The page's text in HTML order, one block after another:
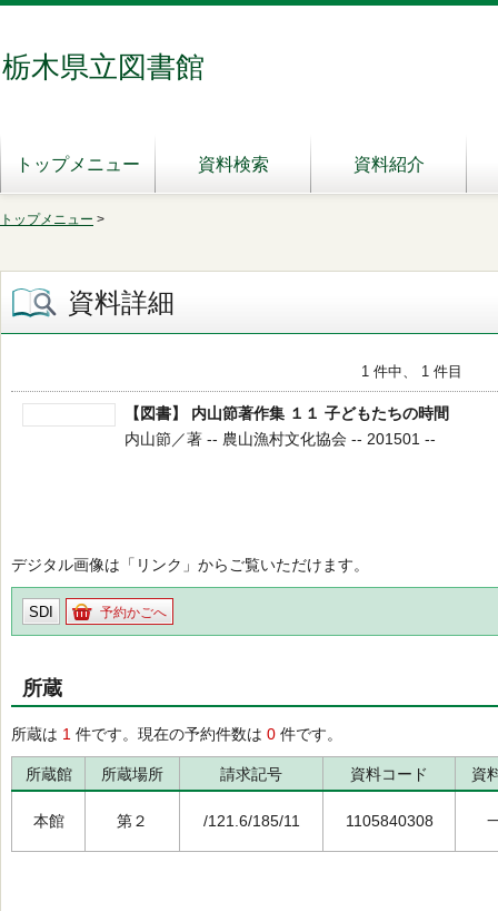
栃木県立図書館
トップメニュー 資料検索 資料紹介
トップメニュー >
資料詳細
1 件中、 1 件目
【図書】 内山節著作集 １１ 子どもたちの時間
内山節／著 -- 農山漁村文化協会 -- 201501 --
デジタル画像は「リンク」からご覧いただけます。
SDI 予約かごへ
所蔵
所蔵は 1 件です。現在の予約件数は 0 件です。
所蔵館 所蔵場所 請求記号 資料コード 資
本館 第２ /121.6/185/11 1105840308